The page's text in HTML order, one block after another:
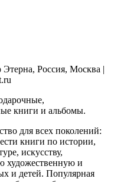
Россия, Москва |
книги и альбомы.
для всех поколений:
книги по истории,
искусству,
художественную и
и детей. Популярная